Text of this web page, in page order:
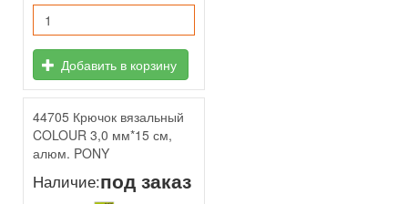
Добавить в корзину
44705 Крючок вязальный
COLOUR 3,0 мм*15 см,
алюм. PONY
Наличие:под заказ